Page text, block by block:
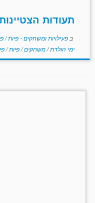
תעודות
ב פעילויות ומשחקים - פיות/
ימי הולדת/משחקים/פיות/